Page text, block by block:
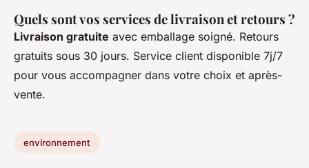
Quels sont vos services de livraison et retours ?
Livraison gratuite avec emballage soigné. Retours
gratuits sous 30 jours. Service client disponible 7j/7
pour vous accompagner dans votre choix et après-
vente.
environnement